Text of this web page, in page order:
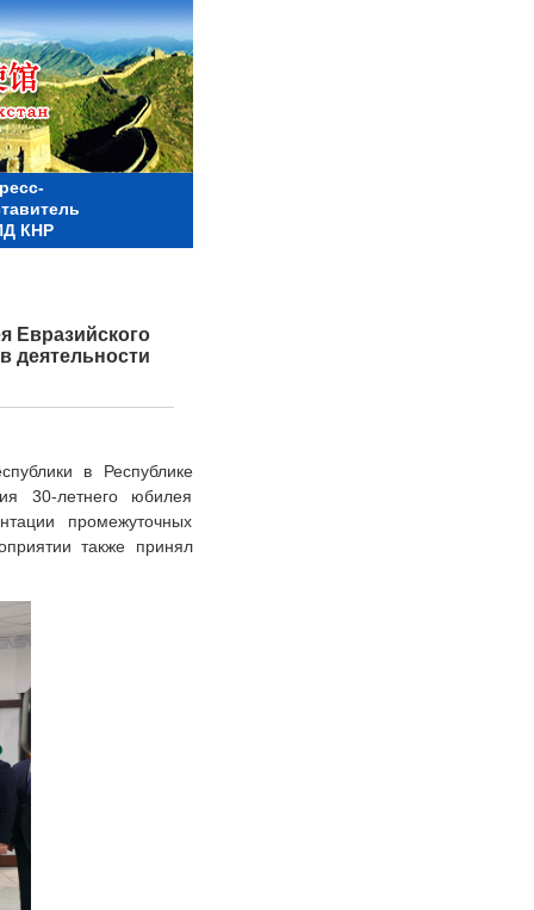
КНР
Евразийского
деятельности
в Республике
30-летнего юбилея
промежуточных
также принял